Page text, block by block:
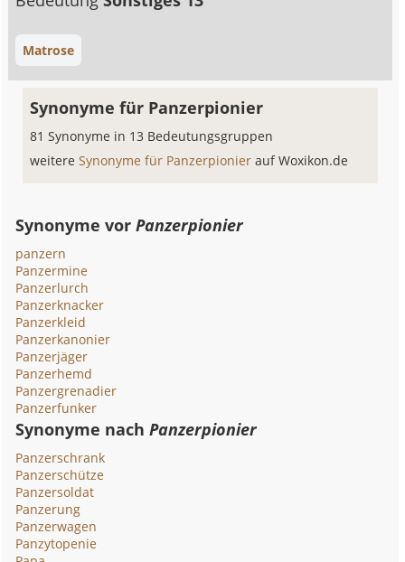
Matrose
Synonyme für Panzerpionier
81 Synonyme in 13 Bedeutungsgruppen
weitereSynonyme für Panzerpionierauf Woxikon.de
Synonyme vorPanzerpionier
panzern
Panzermine
Panzerlurch
Panzerknacker
Panzerkleid
Panzerkanonier
Panzerjäger
Panzerhemd
Panzergrenadier
Panzerfunker
Synonyme nachPanzerpionier
Panzerschrank
Panzerschütze
Panzersoldat
Panzerung
Panzerwagen
Panzytopenie